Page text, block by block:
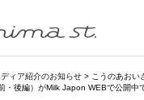
ディア紹介のお知らせ > こうのあおい
・後編）がMilk Japon WEBで公開中